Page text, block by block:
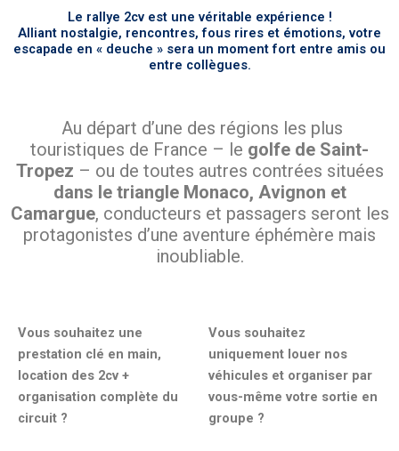
Le rallye 2cv est une véritable expérience !
Alliant nostalgie, rencontres, fous rires et émotions, votre
escapade en « deuche » sera un moment fort entre amis ou
entre collègues.
Au départ d’une des régions les plus
touristiques de France – le golfe de Saint-
Tropez – ou de toutes autres contrées situées
dans le triangle Monaco, Avignon et
Camargue, conducteurs et passagers seront les
protagonistes d’une aventure éphémère mais
inoubliable.
Vous souhaitez une
prestation clé en main,
location des 2cv +
organisation complète du
circuit ?
Vous souhaitez
uniquement louer nos
véhicules et organiser par
vous-même votre sortie en
groupe ?